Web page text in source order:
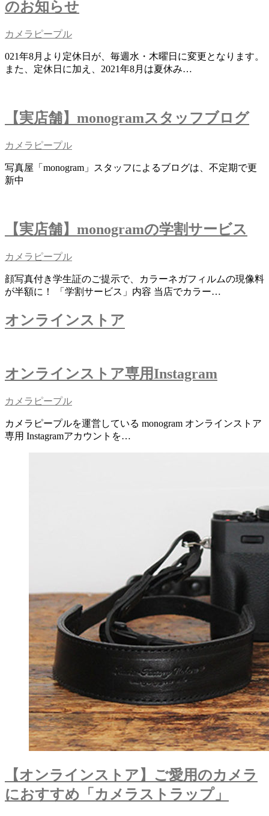
のお知らせ
カメラピープル
021年8月より定休日が、毎週水・木曜日に変更となります。
また、定休日に加え、2021年8月は夏休み…
【実店舗】monogramスタッフブログ
カメラピープル
写真屋「monogram」スタッフによるブログは、不定期で更
新中
【実店舗】monogramの学割サービス
カメラピープル
顔写真付き学生証のご提示で、カラーネガフィルムの現像料
が半額に！ 「学割サービス」内容 当店でカラー…
オンラインストア
オンラインストア専用Instagram
カメラピープル
カメラピープルを運営している monogram オンラインストア
専用 Instagramアカウントを…
【オンラインストア】ご愛用のカメラ
におすすめ「カメラストラップ」